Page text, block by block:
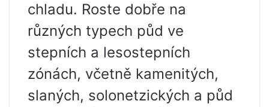
chladu. Roste dobře na
různých typech půd ve
stepních a lesostepních
zónách, včetně kamenitých,
slaných, solonetzických a půd